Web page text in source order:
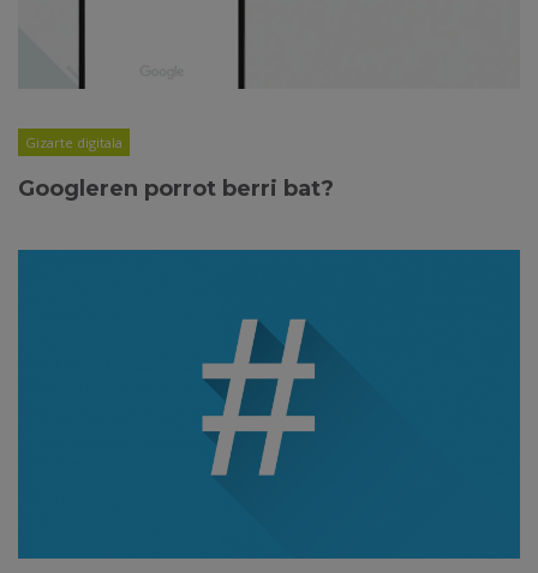
Gizarte digitala
Googleren porrot berri bat?